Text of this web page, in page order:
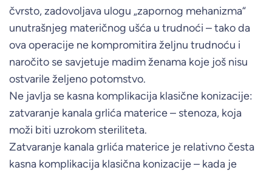
čvrsto, zadovoljava ulogu „zapornog mehanizma“
unutrašnjeg materičnog ušća u trudnoći – tako da
ova operacije ne kompromitira željnu trudnoću i
naročito se savjetuje madim ženama koje još nisu
ostvarile željeno potomstvo.
Ne javlja se kasna komplikacija klasične konizacije:
zatvaranje kanala grlića materice – stenoza, koja
moži biti uzrokom steriliteta.
Zatvaranje kanala grlića materice je relativno česta
kasna komplikacija klasična konizacije – kada je